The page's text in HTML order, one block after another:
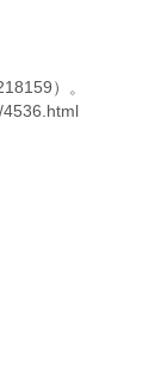
）。
4536.html